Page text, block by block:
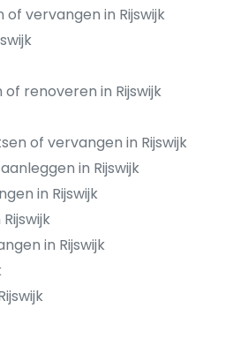
vervangen in Rijswijk
renoveren in Rijswijk
of vervangen in Rijswijk
in Rijswijk
in Rijswijk
in Rijswijk